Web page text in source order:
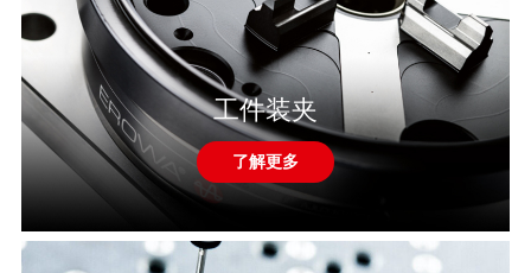
工件装夹
了解更多